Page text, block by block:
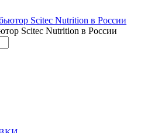
Scitec Nutrition в России